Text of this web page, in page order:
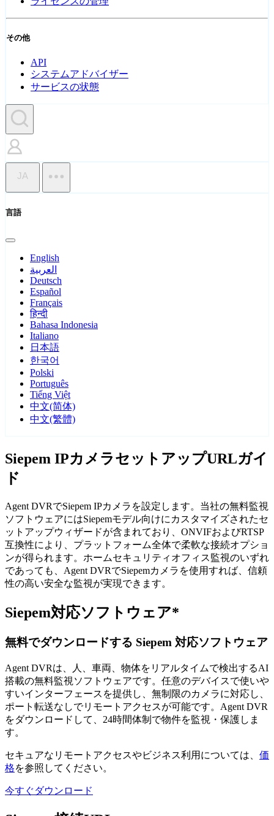
その他
API
システムアドバイザー
サービスの状態
JA
言語
English
العربية
Deutsch
Español
Français
हिन्दी
Bahasa Indonesia
Italiano
日本語
한국어
Polski
Português
Tiếng Việt
中文(简体)
中文(繁體)
Siepem IPカメラセットアップURLガイ
ド
Agent DVRでSiepem IPカメラを設定します。当社の無料監視
ソフトウェアにはSiepemモデル向けにカスタマイズされたセ
ットアップウィザードが含まれており、ONVIFおよびRTSP
互換性により、プラットフォーム全体で柔軟な接続オプショ
ンが得られます。ホームセキュリティオフィス監視のいずれ
であっても、Agent DVRでSiepemカメラを使用すれば、信頼
性の高い安全な監視が実現できます。
Siepem対応ソフトウェア*
無料でダウンロードする Siepem 対応ソフトウェア
Agent DVRは、人、車両、物体をリアルタイムで検出するAI
搭載の無料監視ソフトウェアです。任意のデバイスで使いや
すいインターフェースを提供し、無制限のカメラに対応し、
ポート転送なしでリモートアクセスが可能です。Agent DVR
をダウンロードして、24時間体制で物件を監視・保護しま
す。
セキュアなリモートアクセスやビジネス利用については、 価
格を参照してください。
今すぐダウンロード